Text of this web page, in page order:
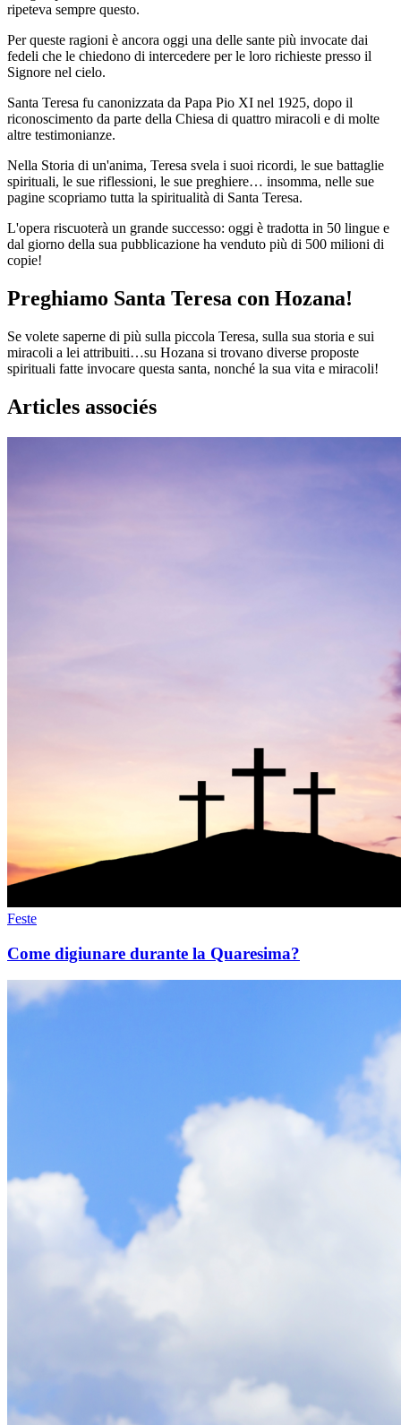
ripeteva sempre questo.
Per queste ragioni è ancora oggi una delle sante più invocate dai
fedeli che le chiedono di intercedere per le loro richieste presso il
Signore nel cielo.
Santa Teresa fu canonizzata da Papa Pio XI nel 1925, dopo il
riconoscimento da parte della Chiesa di quattro miracoli e di molte
altre testimonianze.
Nella Storia di un'anima, Teresa svela i suoi ricordi, le sue battaglie
spirituali, le sue riflessioni, le sue preghiere… insomma, nelle sue
pagine scopriamo tutta la spiritualità di Santa Teresa.
L'opera riscuoterà un grande successo: oggi è tradotta in 50 lingue e
dal giorno della sua pubblicazione ha venduto più di 500 milioni di
copie!
Preghiamo Santa Teresa con Hozana!
Se volete saperne di più sulla piccola Teresa, sulla sua storia e sui
miracoli a lei attribuiti…su Hozana si trovano diverse proposte
spirituali fatte invocare questa santa, nonché la sua vita e miracoli!
Articles associés
Feste
Come digiunare durante la Quaresima?